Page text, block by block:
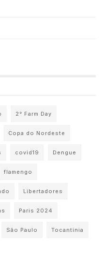
2° Farm Day
Copa do Nordeste
covid19 Dengue
flamengo
Libertadores
Paris 2024
São Paulo Tocantinia